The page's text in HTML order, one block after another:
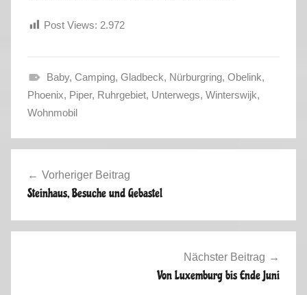
Post Views: 2.972
F
r
h
n
g
Baby, Camping, Gladbeck, Nürburgring, Obelink,
Phoenix, Piper, Ruhrgebiet, Unterwegs, Winterswijk,
Wohnmobil
Vorheriger Beitrag
Steinhaus, Besuche und Gebastel
Nächster Beitrag
Von Luxemburg bis Ende Juni